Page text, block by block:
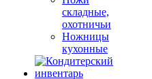
складные,
охотничьи
Ножницы
кухонные